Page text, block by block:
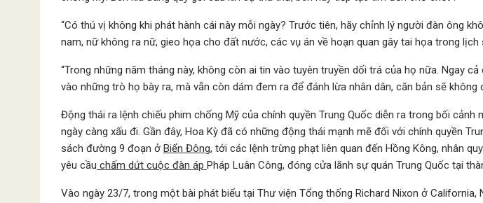
“Có thú vị không khi phát hành cái này mỗi ngày? Trước tiên, hãy chỉnh lý người đàn ông
nam, nữ không ra nữ, gieo họa cho đất nước, các vụ án về hoạn quan gây tai họa trong lịch
“Trong những năm tháng này, không còn ai tin vào tuyên truyền dối trá của họ nữa. Ngay
vào những trò họ bày ra, mà vẫn còn dám đem ra để đánh lừa nhân dân, căn bản sẽ không
Động thái ra lệnh chiếu phim chống Mỹ của chính quyền Trung Quốc diễn ra trong bối cảnh
ngày càng xấu đi. Gần đây, Hoa Kỳ đã có những động thái mạnh mẽ đối với chính quyền
sách đường 9 đoạn ở Biển Đông, tới các lệnh trừng phạt liên quan đến Hồng Kông, nhân
yêu cầu chấm dứt cuộc đàn áp Pháp Luân Công, đóng cửa lãnh sự quán Trung Quốc tại
Vào ngày 23/7, trong một bài phát biểu tại Thư viện Tổng thống Richard Nixon ở California,